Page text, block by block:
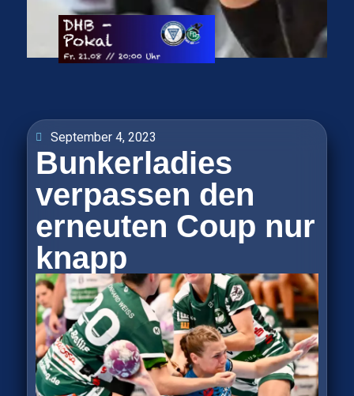
September 4, 2023
Bunkerladies
verpassen den
erneuten Coup nur
knapp